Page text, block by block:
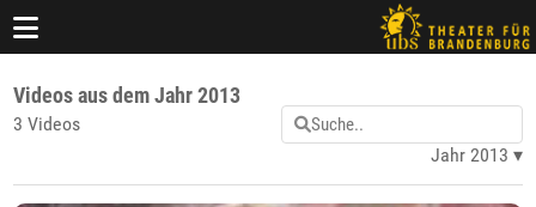
Videos aus dem Jahr 2013
3 Videos
Jahr 2013